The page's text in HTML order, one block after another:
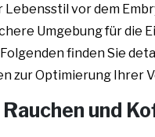
Lebensstil vor dem
Umgebung für die
finden Sie
zur Optimierung Ihrer
und